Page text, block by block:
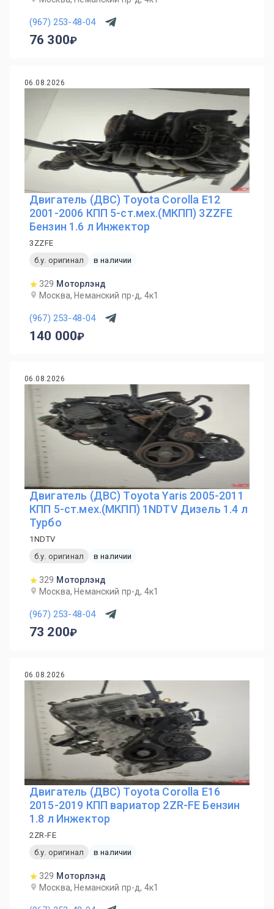
(967) 253-48-04
76 300
06.08.2026
Двигатель (ДВС) Toyota Corolla E12
2001-2006 КПП 5-ст.мех.(МКПП) 3ZZFE
Бензин 1.6 л Инжектор
3ZZFE
б.у. оригинал
в наличии
329 Моторлэнд
Москва, Неманский пр-д, 4к1
(967) 253-48-04
140 000
06.08.2026
Двигатель (ДВС) Toyota Yaris 2005-2011
КПП 5-ст.мех.(МКПП) 1NDTV Дизель 1.4 л
Турбо
1NDTV
б.у. оригинал
в наличии
329 Моторлэнд
Москва, Неманский пр-д, 4к1
(967) 253-48-04
73 200
06.08.2026
Двигатель (ДВС) Toyota Corolla E16
2015-2019 КПП вариатор 2ZR-FE Бензин
1.8 л Инжектор
2ZR-FE
б.у. оригинал
в наличии
329 Моторлэнд
Москва, Неманский пр-д, 4к1